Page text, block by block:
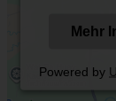
Mehr
Powered by